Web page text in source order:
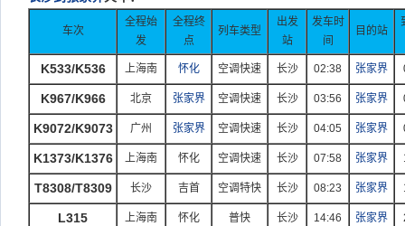
车次
全程始
发
全程终
点
列车类型
出发
站
发车时
间
目的站
K533/K536 上海南 怀化 空调快速 长沙 02:38 张家界
K967/K966 北京 张家界 空调快速 长沙 03:56 张家界
K9072/K9073 广州 张家界 空调快速 长沙 04:05 张家界
K1373/K1376 上海南 怀化 空调快速 长沙 07:58 张家界
T8308/T8309 长沙 吉首 空调特快 长沙 08:23 张家界
L315 上海南 怀化 普快 长沙 14:46 张家界